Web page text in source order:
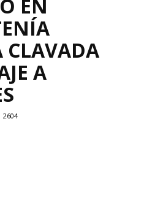
EN
CLAVADA
A
2604